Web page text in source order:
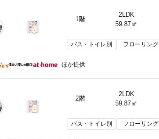
1階
2LDK
59.87㎡
バス・トイレ別 フローリング
ほか提供
2階
2LDK
59.87㎡
バス・トイレ別 フローリング